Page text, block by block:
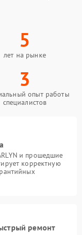
5
лет на рынке
3
опыт работы
специалистов
и прошедшие
корректную
ремонт